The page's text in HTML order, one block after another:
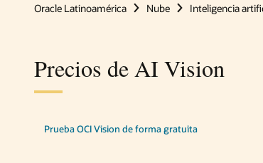
Oracle Latinoamérica Nube Inteligencia
Precios de AI Vision
Prueba OCI Vision de forma gratuita